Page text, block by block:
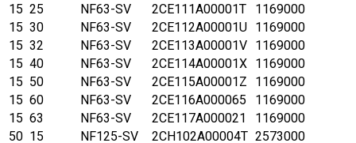
15 25 NF63-SV 2CE111A00001T
1169000
15 30 NF63-SV 2CE112A00001U 1169000
15 32 NF63-SV 2CE113A00001V 1169000
15 40 NF63-SV 2CE114A00001X 1169000
15 50 NF63-SV 2CE115A00001Z
1169000
15 60 NF63-SV 2CE116A000065
1169000
15 63 NF63-SV 2CE117A000021
1169000
50 15 NF125-SV 2CH102A00004T 2573000